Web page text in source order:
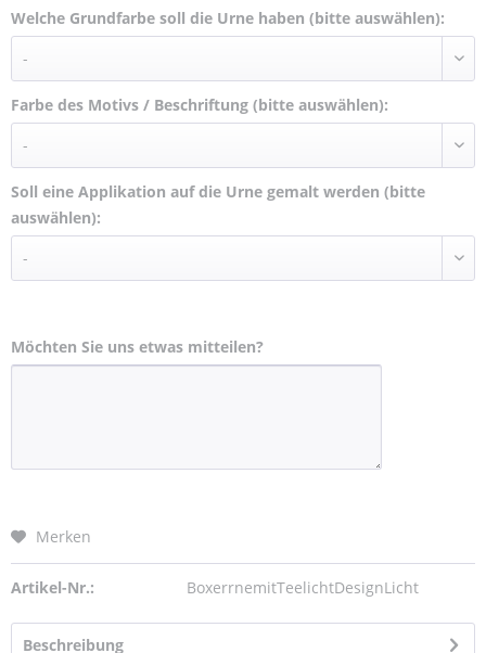
Welche Grundfarbe soll die Urne haben (bitte auswählen):
Farbe des Motivs / Beschriftung (bitte auswählen):
Soll eine Applikation auf die Urne gemalt werden (bitte
auswählen):
Möchten Sie uns etwas mitteilen?
Merken
Artikel-Nr.: BoxerrnemitTeelichtDesignLicht
Beschreibung